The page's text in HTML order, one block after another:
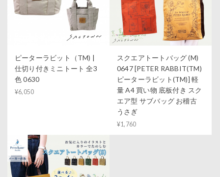
ピーターラビット（TM) |
仕切り付きミニトート 全3
色 0630
¥6,050
スクエアトートバッグ (M)
0647 [PETER RABBIT(TM)
ピーターラビット(TM)] 軽
量 A4 買い物 底板付き スク
エア型 サブバッグ お稽古
うさぎ
¥1,760